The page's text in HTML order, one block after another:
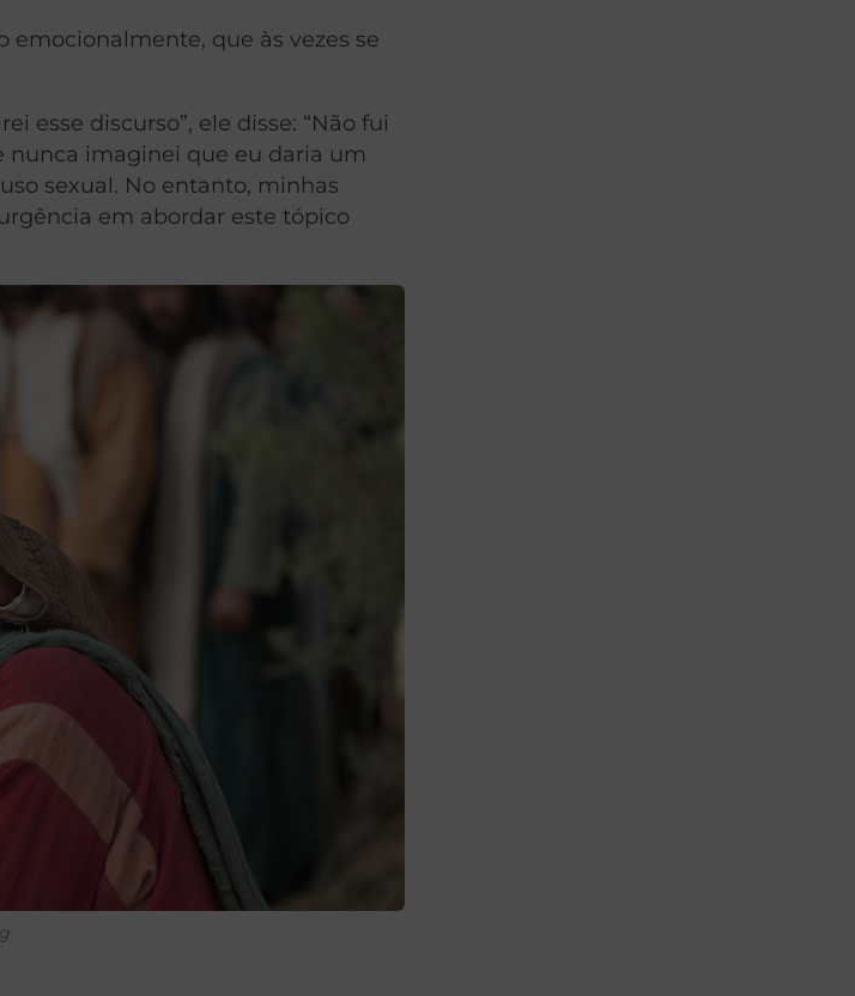
emocionalmente, que às vezes se
esse discurso”, ele disse: “Não fui
nunca imaginei que eu daria um
sexual. No entanto, minhas
em abordar este tópico